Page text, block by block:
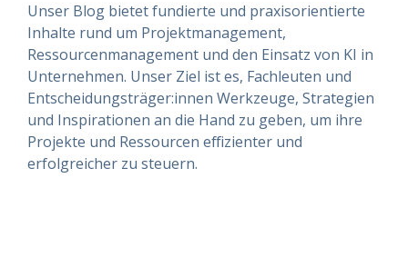
Unser Blog bietet fundierte und praxisorientierte
Inhalte rund um Projektmanagement,
Ressourcenmanagement und den Einsatz von KI in
Unternehmen. Unser Ziel ist es, Fachleuten und
Entscheidungsträger:innen Werkzeuge, Strategien
und Inspirationen an die Hand zu geben, um ihre
Projekte und Ressourcen effizienter und
erfolgreicher zu steuern.